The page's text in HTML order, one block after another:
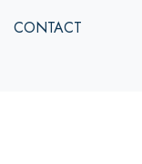
CONTACT